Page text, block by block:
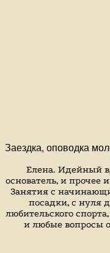
Заездка, оповодка
Елена. Идейный
основатель, и прочее
Занятия с
посадки, с нуля
любительского
и любые вопросы